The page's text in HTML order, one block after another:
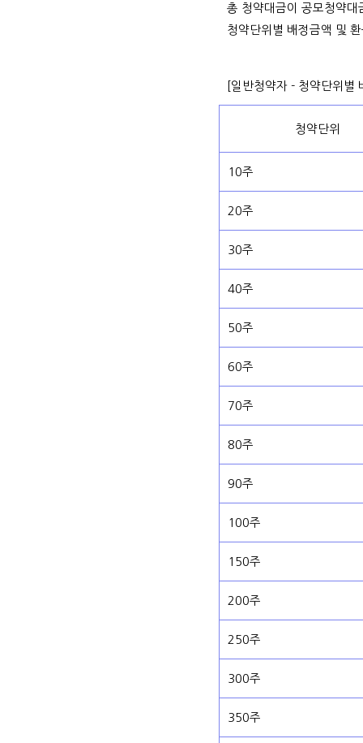
총 청약대금이 공모청약
청약단위별 배정금액 및
[일반청약자 - 청약단위별
청약단위
10주
20주
30주
40주
50주
60주
70주
80주
90주
100주
150주
200주
250주
300주
350주